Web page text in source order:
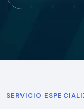
SERVICIO